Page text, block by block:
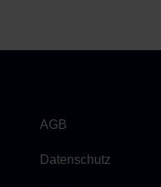
AGB
Datenschutz